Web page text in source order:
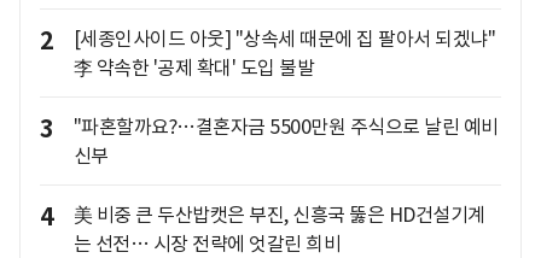
2
[세종인사이드 아웃] "상속세 때문에 집 팔아서 되겠냐"
李 약속한 '공제 확대' 도입 불발
3
"파혼할까요?…결혼자금 5500만원 주식으로 날린 예비
신부
4
美 비중 큰 두산밥캣은 부진, 신흥국 뚫은 HD건설기계
는 선전… 시장 전략에 엇갈린 희비